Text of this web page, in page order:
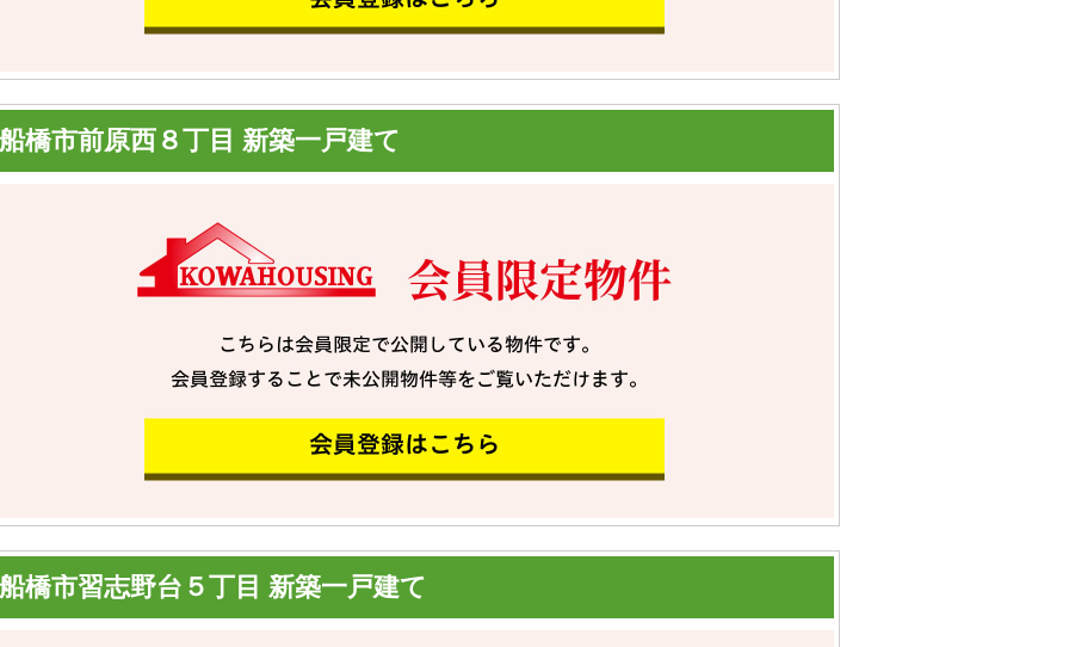
船橋市前原西８丁目 新築一戸建て
船橋市習志野台５丁目 新築一戸建て